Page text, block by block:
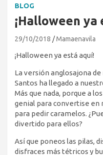
BLOG
¡Halloween ya
29/10/2018 Mamaenavila
¡Halloween ya está aquí!
La versión anglosajona
Santos ha llegado a
Más que nada, porque a
genial para convertise en
para pedir caramelos.
divertido para ellos?
Así que poneos las pilas,
disfraces más tétricos y